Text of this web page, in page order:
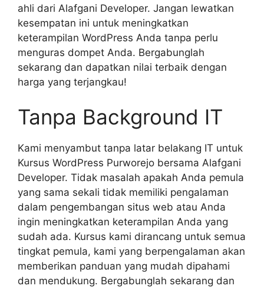
ahli dari Alafgani Developer. Jangan lewatkan
kesempatan ini untuk meningkatkan
keterampilan WordPress Anda tanpa perlu
menguras dompet Anda. Bergabunglah
sekarang dan dapatkan nilai terbaik dengan
harga yang terjangkau!
Tanpa Background IT
Kami menyambut tanpa latar belakang IT untuk
Kursus WordPress Purworejo bersama Alafgani
Developer. Tidak masalah apakah Anda pemula
yang sama sekali tidak memiliki pengalaman
dalam pengembangan situs web atau Anda
ingin meningkatkan keterampilan Anda yang
sudah ada. Kursus kami dirancang untuk semua
tingkat pemula, kami yang berpengalaman akan
memberikan panduan yang mudah dipahami
dan mendukung. Bergabunglah sekarang dan